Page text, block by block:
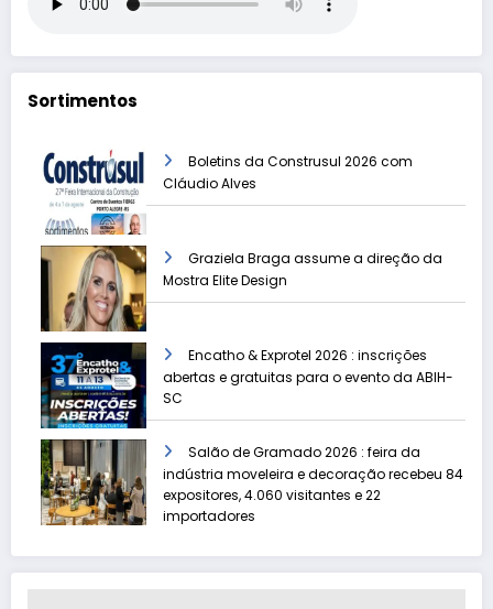
Sortimentos
Boletins da Construsul 2026 com
Cláudio Alves
Graziela Braga assume a direção da
Mostra Elite Design
Encatho & Exprotel 2026 : inscrições
abertas e gratuitas para o evento da ABIH-
SC
Salão de Gramado 2026 : feira da
indústria moveleira e decoração recebeu 84
expositores, 4.060 visitantes e 22
importadores